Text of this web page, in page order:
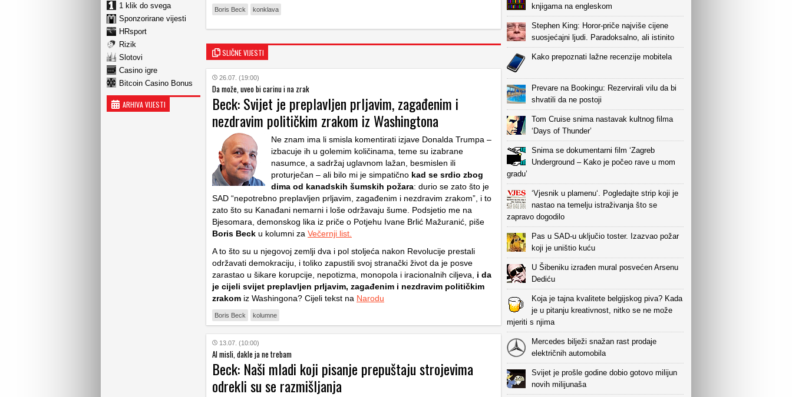
1 klik do svega
Sponzorirane vijesti
HRsport
Rizik
Slotovi
Casino igre
Bitcoin Casino Bonus
ARHIVA VIJESTI
Boris Beck konklava
SLIČNE VIJESTI
26.07. (19:00)
Da može, uveo bi carinu i na zrak
Beck: Svijet je preplavljen prljavim, zagađenim i
nezdravim političkim zrakom iz Washingtona
Ne znam ima li smisla komentirati izjave Donalda Trumpa –
izbacuje ih u golemim količinama, teme su izabrane
nasumce, a sadržaj uglavnom lažan, besmislen ili
proturječan – ali bilo mi je simpatično kad se srdio zbog
dima od kanadskih šumskih požara: durio se zato što je
SAD “nepotrebno preplavljen prljavim, zagađenim i nezdravim zrakom”, i to
zato što su Kanađani nemarni i loše održavaju šume. Podsjetio me na
Bjesomara, demonskog lika iz priče o Potjehu Ivane Brlić Mažuranić, piše
Boris Beck u kolumni za Večernji list.
A to što su u njegovoj zemlji dva i pol stoljeća nakon Revolucije prestali
održavati demokraciju, i toliko zapustili svoj stranački život da je posve
zarastao u šikare korupcije, nepotizma, monopola i iracionalnih ciljeva, i da
je cijeli svijet preplavljen prljavim, zagađenim i nezdravim političkim
zrakom iz Washingona? Cijeli tekst na Narodu
Boris Beck kolumne
13.07. (10:00)
AI misli, dakle ja ne trebam
Beck: Naši mladi koji pisanje prepuštaju strojevima
odrekli su se razmišljanja
knjigama na engleskom
Stephen King: Horor-priče najviše cijene
suosjećajni ljudi. Paradoksalno, ali istinito
Kako prepoznati lažne recenzije mobitela
Prevare na Bookingu: Rezervirali vilu da bi
shvatili da ne postoji
Tom Cruise snima nastavak kultnog filma
‘Days of Thunder’
Snima se dokumentarni film ‘Zagreb
Underground – Kako je počeo rave u mom
gradu’
‘Vjesnik u plamenu‘. Pogledajte strip koji je
nastao na temelju istraživanja što se
zapravo dogodilo
Pas u SAD-u uključio toster. Izazvao požar
koji je uništio kuću
U Šibeniku izrađen mural posvećen Arsenu
Dediću
Koja je tajna kvalitete belgijskog piva? Kada
je u pitanju kreativnost, nitko se ne može
mjeriti s njima
Mercedes bilježi snažan rast prodaje
električnih automobila
Svijet je prošle godine dobio gotovo milijun
novih milijunaša